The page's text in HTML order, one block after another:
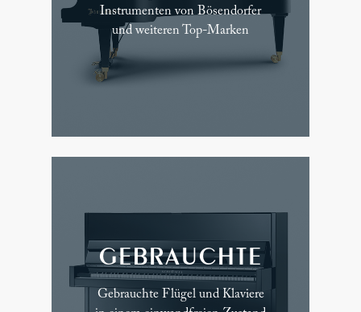
Instrumenten von Bösendorfer
und weiteren Top-Marken
GEBRAUCHTE
Gebrauchte Flügel und Klaviere